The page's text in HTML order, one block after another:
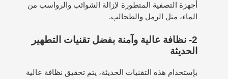
أجهزة التصفية المتطورة لإزالة الشوائب والرواسب من
الماء، مثل الرمل والطحالب.
2- نظافة عالية وآمنة بفضل تقنيات التطهير
الحديثة
بإستخدام هذه التقنيات الحديثة، يتم تحقيق نظافة عالية